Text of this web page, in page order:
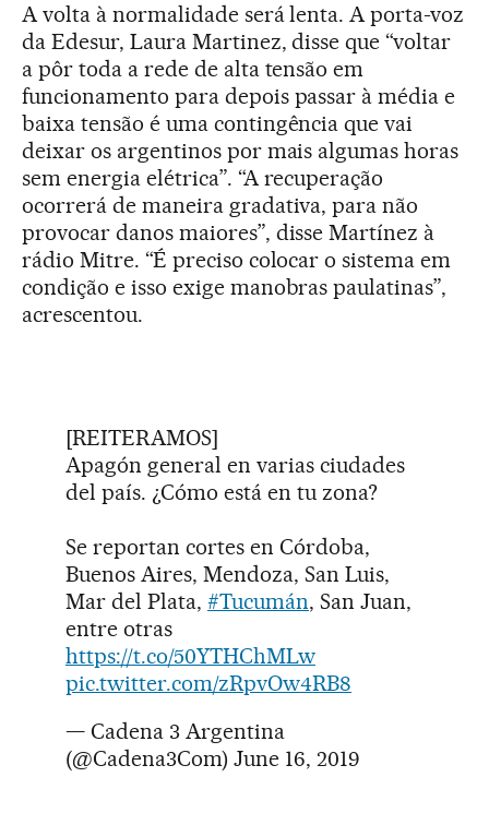
A volta à normalidade será lenta. A porta-voz
da Edesur, Laura Martinez, disse que “voltar
a pôr toda a rede de alta tensão em
funcionamento para depois passar à média e
baixa tensão é uma contingência que vai
deixar os argentinos por mais algumas horas
sem energia elétrica”. “A recuperação
ocorrerá de maneira gradativa, para não
provocar danos maiores”, disse Martínez à
rádio Mitre. “É preciso colocar o sistema em
condição e isso exige manobras paulatinas”,
acrescentou.
[REITERAMOS]
Apagón general en varias ciudades
del país. ¿Cómo está en tu zona?
Se reportan cortes en Córdoba,
Buenos Aires, Mendoza, San Luis,
Mar del Plata, #Tucumán, San Juan,
entre otras
https://t.co/50YTHChMLw
pic.twitter.com/zRpvOw4RB8
— Cadena 3 Argentina
(@Cadena3Com) June 16, 2019